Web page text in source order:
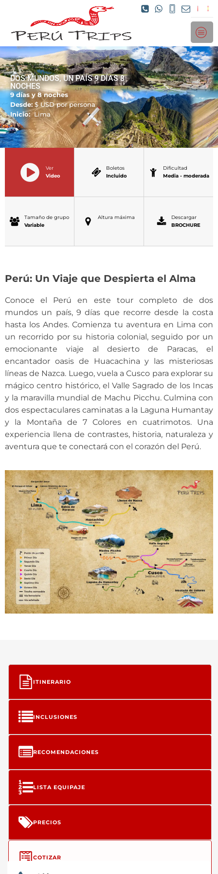
DOS MUNDOS, UN PAÍS 9 DÍAS 8
NOCHES
9 días y 8 noches
Desde:$USD por persona
Inicio: Lima
Ver
Video
Boletos
Incluido
Dificultad
Media - moderada
Tamaño de grupo
Variable
Altura máxima
Descargar
BROCHURE
Perú: Un Viaje que Despierta el Alma
Conoce el Perú en este tour completo de dos
mundos un país, 9 días que recorre desde la costa
hasta los Andes. Comienza tu aventura en Lima con
un recorrido por su historia colonial, seguido por un
emocionante viaje al desierto de Paracas, el
encantador oasis de Huacachina y las misteriosas
líneas de Nazca. Luego, vuela a Cusco para explorar su
mágico centro histórico, el Valle Sagrado de los Incas
y la maravilla mundial de Machu Picchu. Culmina con
dos espectaculares caminatas a la Laguna Humantay
y la Montaña de 7 Colores en cuatrimotos. Una
experiencia llena de contrastes, historia, naturaleza y
aventura que te conectará con el corazón del Perú.
ITINERARIO
INCLUSIONES
RECOMENDACIONES
LISTA EQUIPAJE
PRECIOS
COTIZAR